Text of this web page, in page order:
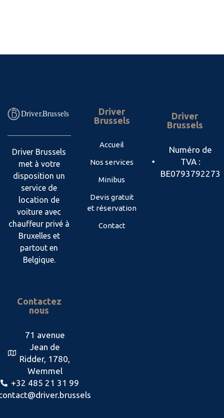
Driver Brussels
met à votre
disposition un
service de
location de
voiture avec
chauffeur privé à
Bruxelles et
partout en
Belgique.
Driver
Brussels
Accueil
Nos services
Minibus
Devis gratuit
et réservation
Contact
Driver
Brussels
Numéro de
TVA :
BE0793792273
Contactez
nous
71 avenue
Jean de
Ridder, 1780,
Wemmel
+32 485 21 31 99